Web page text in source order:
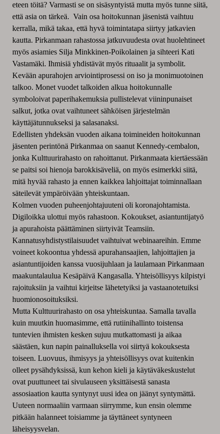
eteen töitä? Varmasti se on sisäsyntyistä mutta myös tunne siitä,
että asia on tärkeä. Vain osa hoitokunnan jäsenistä vaihtuu
kerralla, mikä takaa, että hyvä toimintatapa siirtyy jatkavien
kautta. Pirkanmaan rahastossa jatkuvuudesta ovat huolehtineet
myös asiamies Silja Minkkinen-Poikolainen ja sihteeri Kati
Vastamäki. Ihmisiä yhdistävät myös rituaalit ja symbolit.
Kevään apurahojen arviointiprosessi on iso ja monimuotoinen
talkoo. Monet vuodet talkoiden alkua hoitokunnalle
symboloivat paperihakemuksia pullistelevat viininpunaiset
salkut, jotka ovat vaihtuneet sähköisen järjestelmän
käyttäjätunnukseksi ja salasanaksi.
Edellisten yhdeksän vuoden aikana toimineiden hoitokunnan
jäsenten perintönä Pirkanmaa on saanut Kennedy-cembalon,
jonka Kulttuurirahasto on rahoittanut. Pirkanmaata kiertäessään
se paitsi soi hienoja barokkisäveliä, on myös esimerkki siitä,
mitä hyvää rahasto ja ennen kaikkea lahjoittajat toiminnallaan
säteilevät ympäröivään yhteiskuntaan.
Kolmen vuoden puheenjohtajuuteni oli koronajohtamista.
Digiloikka ulottui myös rahastoon. Kokoukset, asiantuntijatyö
ja apurahoista päättäminen siirtyivät Teamsiin.
Kannatusyhdistystilaisuudet vaihtuivat webinaareihin. Emme
voineet kokoontua yhdessä apurahansaajien, lahjoittajien ja
asiantuntijoiden kanssa vuosijuhlaan ja laulamaan Pirkanmaan
maakuntalaulua Kesäpäivä Kangasalla. Yhteisöllisyys kilpistyi
rajoituksiin ja vaihtui kirjeitse lähetetyiksi ja vastaanotetuiksi
huomionosoituksiksi.
Mutta Kulttuurirahasto on osa yhteiskuntaa. Samalla tavalla
kuin muutkin huomasimme, että rutiinihallinto toistensa
tuntevien ihmisten kesken sujuu mutkattomasti ja aikaa
säästäen, kun napin painalluksella voi siirtyä kokouksesta
toiseen. Luovuus, ihmisyys ja yhteisöllisyys ovat kuitenkin
olleet pysähdyksissä, kun kehon kieli ja käytäväkeskustelut
ovat puuttuneet tai sivulauseen yksittäisestä sanasta
assosiaation kautta syntynyt uusi idea on jäänyt syntymättä.
Uuteen normaaliin varmaan siirrymme, kun ensin olemme
pitkään halanneet toisiamme ja täyttäneet syntyneen
läheisyysvelan.